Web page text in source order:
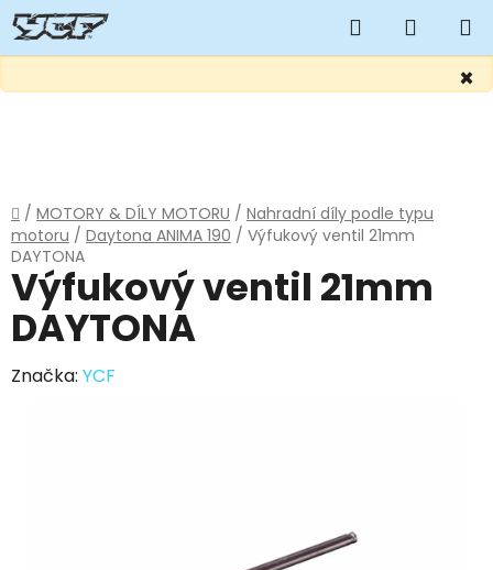
×
Hledat
KOŠÍK
Domů
/ MOTORY & DÍLY MOTORU / Nahradní díly podle typu
motoru / Daytona ANIMA 190 / Výfukový ventil 21mm
DAYTONA
Výfukový ventil 21mm
DAYTONA
Značka: YCF